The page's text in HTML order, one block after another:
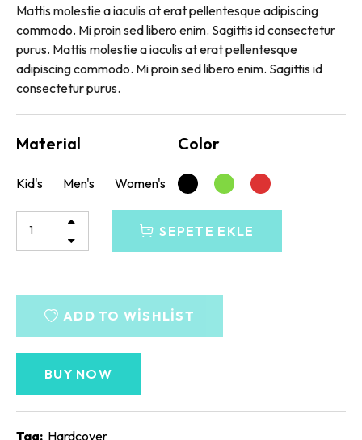
Mattis molestie a iaculis at erat pellentesque adipiscing
commodo. Mi proin sed libero enim. Sagittis id consectetur
purus. Mattis molestie a iaculis at erat pellentesque
adipiscing commodo. Mi proin sed libero enim. Sagittis id
consectetur purus.
Material
Kid's Men's Women's
Color
SEPETE EKLE
ADD TO WISHLIST
BUY NOW
Tag: Hardcover